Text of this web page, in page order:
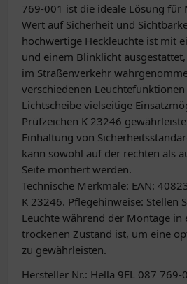
769-001 ist die ideale Lösung für
Wert auf Sicherheit und
hochwertige Heckleuchte ist mit
und einem Blinklicht
im Straßenverkehr
verschiedenen
Lichtscheibe vielseitige
Prüfzeichen K 23246
Einhaltung von
kann sowohl auf der rechten als
Seite montiert werden.
Technische Merkmale: EAN:
K 23246. Pflegehinweise: Stellen
Leuchte während der Montage in
trockenen Zustand ist, um eine
zu gewährleisten.
Hersteller Nr.: Hella 9EL 087 769-